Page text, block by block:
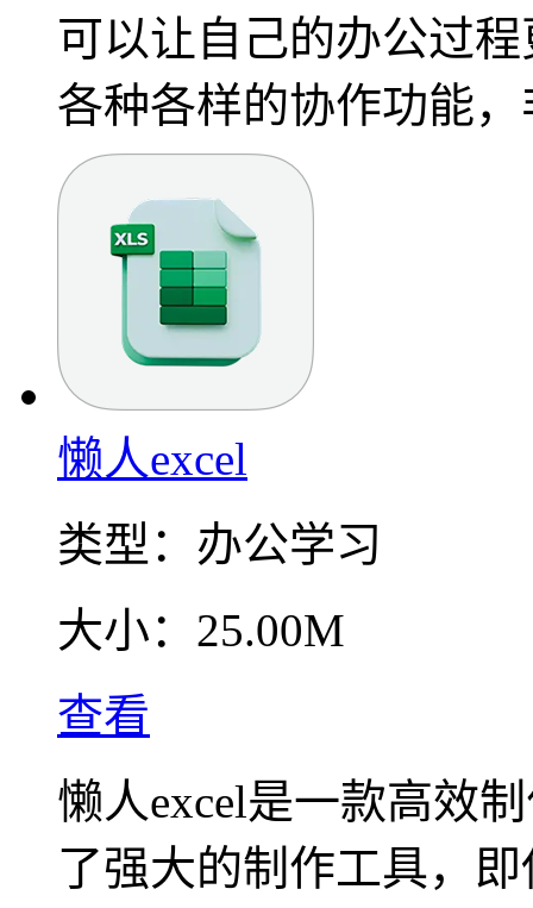
可以让自己的办公过
各种各样的协作功能
懒人excel
类型： 办公学习
大小： 25.00M
查看
懒人excel是一款高效
了强大的制作工具，